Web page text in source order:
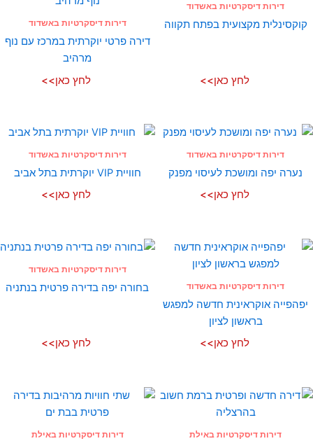
דירות דיסקרטיות באשדוד
קוקסינלית מקצועית בפתח תקווה
לחץ כאן>>
דירות דיסקרטיות באשדוד
דירה פרטי יוקרתית במרכז עם נוף
מרהיב
לחץ כאן>>
דירות דיסקרטיות באשדוד
נערה יפה ומושכת לעיסוי מפנק
לחץ כאן>>
דירות דיסקרטיות באשדוד
חוויית VIP יוקרתית בתל אביב
לחץ כאן>>
דירות דיסקרטיות באשדוד
יפהפייה אוקראינית חדשה למפגש
בראשון לציון
לחץ כאן>>
דירות דיסקרטיות באשדוד
בחורה יפה בדירה פרטית בנתניה
לחץ כאן>>
דירות דיסקרטיות באילת דירות דיסקרטיות באילת